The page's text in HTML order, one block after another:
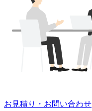
お見積り・お問い合わせ